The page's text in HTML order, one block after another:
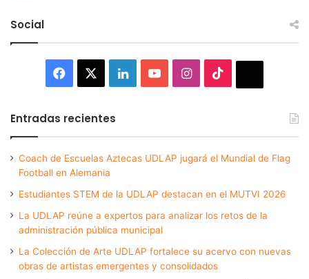
Social
Facebook LinkedInYouTubeInstagram
Entradas recientes
Coach de Escuelas Aztecas UDLAP jugará el Mundial de Flag
Football en Alemania
Estudiantes STEM de la UDLAP destacan en el MUTVI 2026
La UDLAP reúne a expertos para analizar los retos de la
administración pública municipal
La Colección de Arte UDLAP fortalece su acervo con nuevas
obras de artistas emergentes y consolidados